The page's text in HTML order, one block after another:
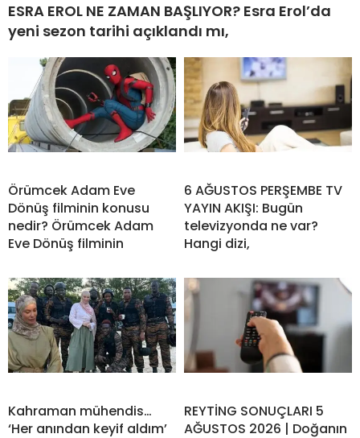
ESRA EROL NE ZAMAN BAŞLIYOR? Esra Erol’da
yeni sezon tarihi açıklandı mı,
Örümcek Adam Eve
Dönüş filminin konusu
nedir? Örümcek Adam
Eve Dönüş filminin
6 AĞUSTOS PERŞEMBE TV
YAYIN AKIŞI: Bugün
televizyonda ne var?
Hangi dizi,
Kahraman mühendis…
‘Her anından keyif aldım’
REYTİNG SONUÇLARI 5
AĞUSTOS 2026 | Doğanın